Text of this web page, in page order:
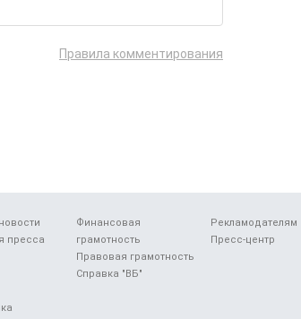
Правила комментирования
пресса
Финансовая
грамотность
Правовая грамотность
Справка "ВБ"
Рекламодателям
Пресс-центр